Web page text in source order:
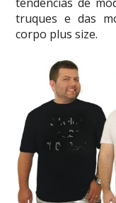
truques e das
corpo plus size.